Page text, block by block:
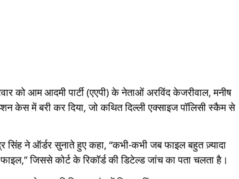
को आम आदमी पार्टी (एएपी) के नेताओं अरविंद केजरीवाल, मनीष
केस में बरी कर दिया, जो कथित दिल्ली एक्साइज पॉलिसी स्कैम से
ने ऑर्डर सुनाते हुए कहा, “कभी-कभी जब फाइल बहुत ज़्यादा
जिससे कोर्ट के रिकॉर्ड की डिटेल्ड जांच का पता चलता है।